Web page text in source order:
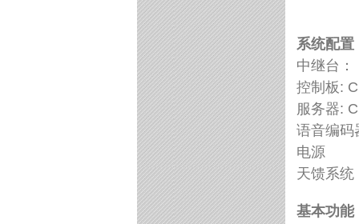
系统配置
中继台：
控制板:
服务器:
语音编码
电源
天馈系统
基本功能